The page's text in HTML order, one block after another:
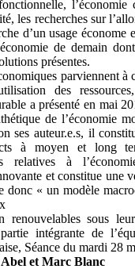
les recherches sur
d’un usage
de demain
présentes.
parviennent
des
a présenté en mai
de l’économie
ses auteur.e.s, il
à moyen et long
relatives à
et constitue une
donc « un modèle
renouvelables sous
intégrante de
Séance du mardi 28
et Marc Blanc